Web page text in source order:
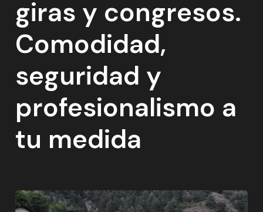
giras y congresos.
Comodidad,
seguridad y
profesionalismo a
tu medida